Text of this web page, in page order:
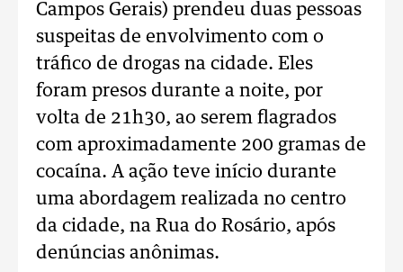
Campos Gerais) prendeu duas pessoas
suspeitas de envolvimento com o
tráfico de drogas na cidade. Eles
foram presos durante a noite, por
volta de 21h30, ao serem flagrados
com aproximadamente 200 gramas de
cocaína. A ação teve início durante
uma abordagem realizada no centro
da cidade, na Rua do Rosário, após
denúncias anônimas.